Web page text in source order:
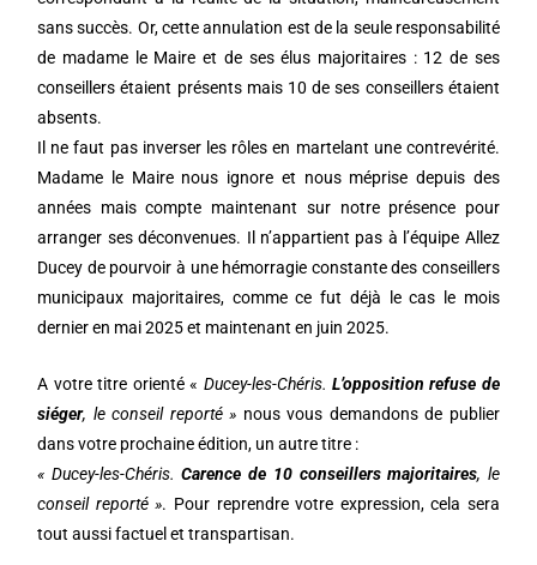
sans succès. Or, cette annulation est de la seule responsabilité
de madame le Maire et de ses élus majoritaires : 12 de ses
conseillers étaient présents mais 10 de ses conseillers étaient
absents.
Il ne faut pas inverser les rôles en martelant une contrevérité.
Madame le Maire nous ignore et nous méprise depuis des
années mais compte maintenant sur notre présence pour
arranger ses déconvenues. Il n’appartient pas à l’équipe Allez
Ducey de pourvoir à une hémorragie constante des conseillers
municipaux majoritaires, comme ce fut déjà le cas le mois
dernier en mai 2025 et maintenant en juin 2025.
A votre titre orienté « Ducey-les-Chéris. L’opposition refuse de
siéger, le conseil reporté » nous vous demandons de publier
dans votre prochaine édition, un autre titre :
« Ducey-les-Chéris.Carence de 10 conseillers majoritaires, le
conseil reporté ». Pour reprendre votre expression, cela sera
tout aussi factuel et transpartisan.